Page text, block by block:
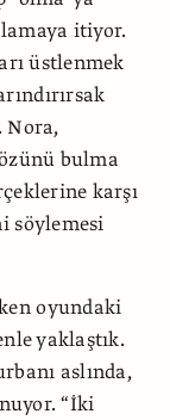
itiyor.
üstlenmek
Nora,
bulma
karşı
söylemesi
oyundaki
yaklaştık.
aslında,
“İki